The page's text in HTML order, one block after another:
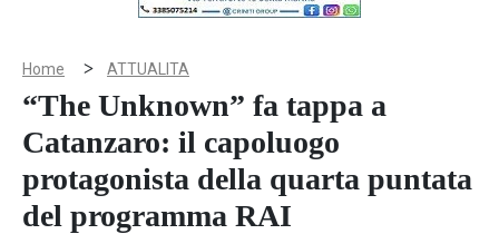
Home > ATTUALITA
“The Unknown” fa tappa a
Catanzaro: il capoluogo
protagonista della quarta puntata
del programma RAI